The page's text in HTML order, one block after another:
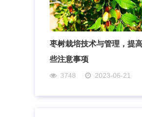
枣树栽培技术与管理，提
些注意事项
3748 2023-06-21